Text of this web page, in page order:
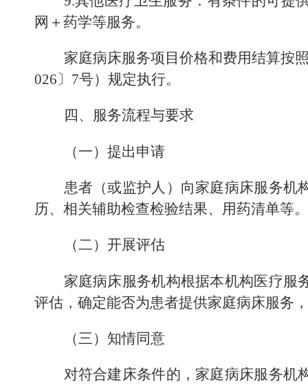
网 ＋ 药学等服务。
家庭病床服务项目价格和费用结算按
026〕 7号）规定执行。
四、服务流程与要求
（一）提出申请
患者 （或监护人 ） 向家庭病床服务机
历、相关辅助检查检验结果、用药清单等。
（二）开展评估
家庭病床服务机构根据本机构医疗服
评估，确定能否为患者提供家庭病床服务
（三）知情同意
对符合建床条件的，家庭病床服务机